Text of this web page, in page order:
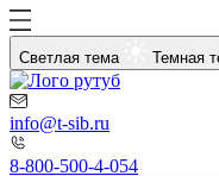
Светлая тема Темная
info@t-sib.ru
8-800-500-4-054